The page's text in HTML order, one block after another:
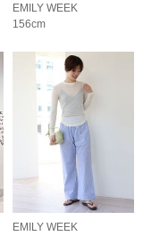
EMILY WEEK
156cm
EMILY WEEK